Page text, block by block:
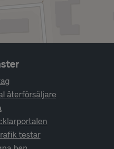
återförsäljare
testar